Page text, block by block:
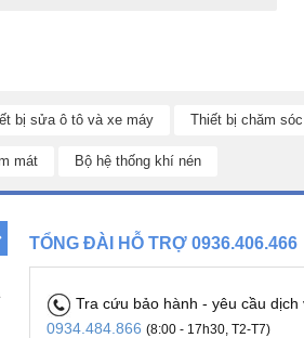
bị sửa ô tô và xe máy Thiết bị chăm
mát Bộ hệ thống khí nén
TỔNG ĐÀI HỖ TRỢ 0936.406.466
Tra cứu bảo hành - yêu cầu dịch
0934.484.866 (8:00 - 17h30, T2-T7)